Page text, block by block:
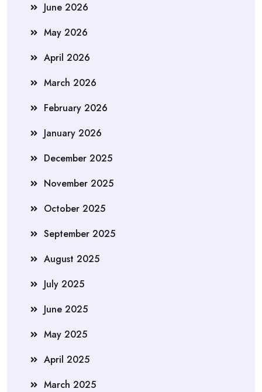
June 2026
May 2026
April 2026
March 2026
February 2026
January 2026
December 2025
November 2025
October 2025
September 2025
August 2025
July 2025
June 2025
May 2025
April 2025
March 2025